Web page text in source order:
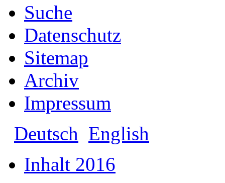
Suche
Datenschutz
Sitemap
Archiv
Impressum
Deutsch English
Inhalt 2016